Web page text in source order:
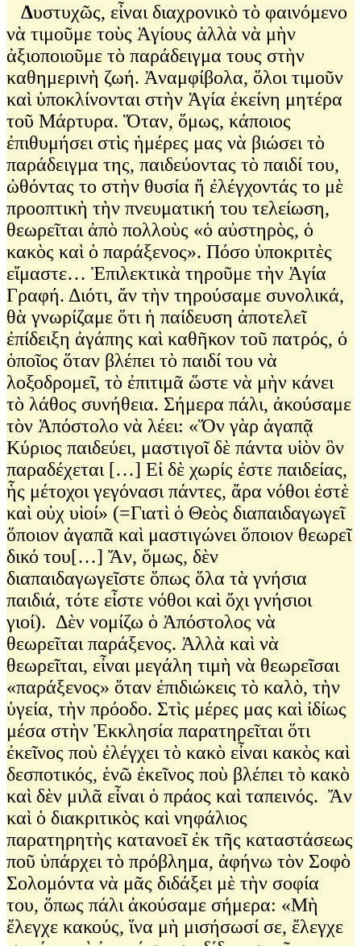
Δυστυχῶς, εἶναι διαχρονικὸ τὸ φαινόμενο
νὰ τιμοῦμε τοὺς Ἁγίους ἀλλὰ νὰ μὴν
ἀξιοποιοῦμε τὸ παράδειγμα τους στὴν
καθημερινὴ ζωή. Ἀναμφίβολα, ὅλοι τιμοῦν
καὶ ὑποκλίνονται στὴν Ἁγία ἐκείνη μητέρα
τοῦ Μάρτυρα. Ὅταν, ὅμως, κάποιος
ἐπιθυμήσει στὶς ἡμέρες μας νὰ βιώσει τὸ
παράδειγμα της, παιδεύοντας τὸ παιδί του,
ὠθόντας το στὴν θυσία ἤ ἐλέγχοντάς το μὲ
προοπτικὴ τὴν πνευματική του τελείωση,
θεωρεῖται ἀπὸ πολλοὺς «ὁ αὐστηρὸς, ὁ
κακὸς καὶ ὁ παράξενος». Πόσο ὑποκριτὲς
εἴμαστε… Ἐπιλεκτικὰ τηροῦμε τὴν Ἁγία
Γραφή. Διότι, ἄν τὴν τηρούσαμε συνολικά,
θὰ γνωρίζαμε ὅτι ἡ παίδευση ἀποτελεῖ
ἐπίδειξη ἀγάπης καὶ καθῆκον τοῦ πατρός, ὁ
ὁποῖος ὅταν βλέπει τὸ παιδί του νὰ
λοξοδρομεῖ, τὸ ἐπιτιμᾶ ὥστε νὰ μὴν κάνει
τὸ λάθος συνήθεια. Σήμερα πάλι, ἀκούσαμε
τὸν Ἀπόστολο νὰ λέει: «Ὅν γὰρ ἀγαπᾷ
Κύριος παιδεύει, μαστιγοῖ δὲ πάντα υἱὸν ὃν
παραδέχεται […] Εἰ δὲ χωρίς ἐστε παιδείας,
ἧς μέτοχοι γεγόνασι πάντες, ἄρα νόθοι ἐστὲ
καὶ οὐχ υἱοί» (=Γιατὶ ὁ Θεὸς διαπαιδαγωγεῖ
ὅποιον ἀγαπᾶ καὶ μαστιγώνει ὅποιον θεωρεῖ
δικό του[…] Ἄν, ὅμως, δὲν
διαπαιδαγωγεῖστε ὅπως ὅλα τὰ γνήσια
παιδιά, τότε εἶστε νόθοι καὶ ὄχι γνήσιοι
γιοί). Δὲν νομίζω ὁ Ἀπόστολος νὰ
θεωρεῖται παράξενος. Ἀλλὰ καὶ νὰ
θεωρεῖται, εἶναι μεγάλη τιμὴ νὰ θεωρεῖσαι
«παράξενος» ὅταν ἐπιδιώκεις τὸ καλὸ, τὴν
ὑγεία, τὴν πρόοδο. Στὶς μέρες μας καὶ ἰδίως
μέσα στὴν Ἐκκλησία παρατηρεῖται ὅτι
ἐκεῖνος ποὺ ἐλέγχει τὸ κακὸ εἶναι κακὸς καὶ
δεσποτικός, ἑνῶ ἐκεῖνος ποὺ βλέπει τὸ κακὸ
καὶ δὲν μιλᾶ εἶναι ὁ πράος καὶ ταπεινός. Ἄν
καὶ ὁ διακριτικὸς καὶ νηφάλιος
παρατηρητὴς κατανοεῖ ἐκ τῆς καταστάσεως
ποῦ ὑπάρχει τὸ πρόβλημα, ἀφήνω τὸν Σοφὸ
Σολομόντα νὰ μᾶς διδάξει μὲ τὴν σοφία
του, ὅπως πάλι ἀκούσαμε σήμερα: «Μὴ
ἔλεγχε κακούς, ἵνα μὴ μισήσωσί σε, ἔλεγχε